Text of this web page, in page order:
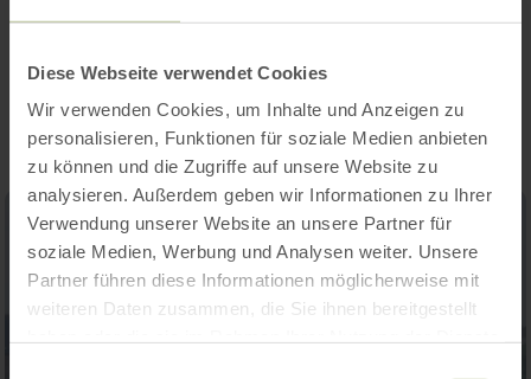
Diese Webseite verwendet Cookies
Wir verwenden Cookies, um Inhalte und Anzeigen zu
personalisieren, Funktionen für soziale Medien anbieten
zu können und die Zugriffe auf unsere Website zu
analysieren. Außerdem geben wir Informationen zu Ihrer
Verwendung unserer Website an unsere Partner für
soziale Medien, Werbung und Analysen weiter. Unsere
Partner führen diese Informationen möglicherweise mit
weiteren Daten zusammen, die Sie ihnen bereitgestellt
Impressies